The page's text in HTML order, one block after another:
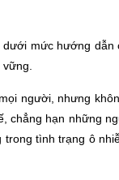
mức hướng
người, nhưng
chẳng hạn những
tình trạng ô